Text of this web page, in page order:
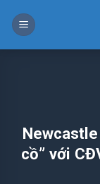
cồ” với